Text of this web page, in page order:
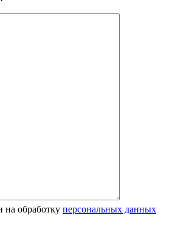
на обработку персональных данных